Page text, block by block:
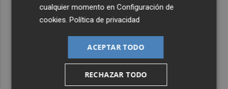
cualquier momento enConfiguración de
cookies.Política de privacidad
ACEPTAR TODO
RECHAZAR TODO